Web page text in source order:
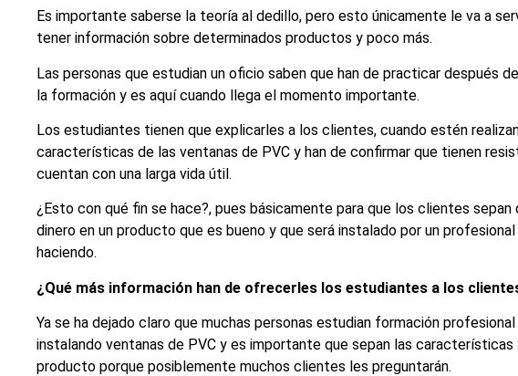
Es importante saberse la teoría al dedillo, pero esto únicamente le va a
tener información sobre determinados productos y poco más.
Las personas que estudian un oficio saben que han de practicar después
la formación y es aquí cuando llega el momento importante.
Los estudiantes tienen que explicarles a los clientes, cuando estén
características de las ventanas de PVC y han de confirmar que tienen
cuentan con una larga vida útil.
¿Esto con qué fin se hace?, pues básicamente para que los clientes sepan
dinero en un producto que es bueno y que será instalado por un
haciendo.
¿Qué más información han de ofrecerles los estudiantes a los
Ya se ha dejado claro que muchas personas estudian formación
instalando ventanas de PVC y es importante que sepan las características
producto porque posiblemente muchos clientes les preguntarán.